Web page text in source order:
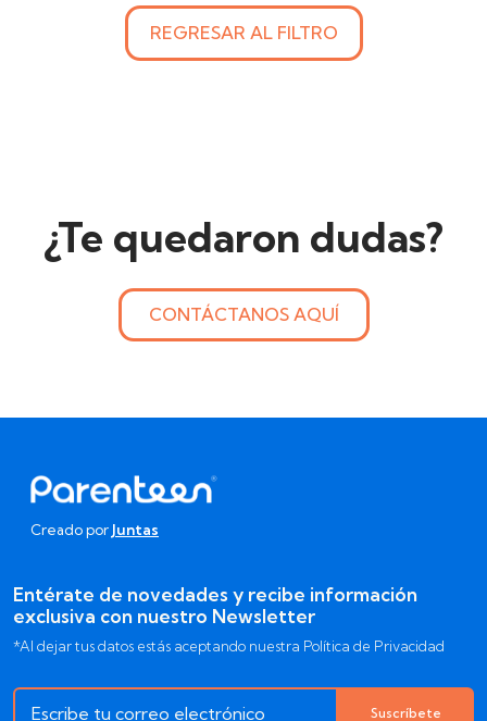
REGRESAR AL FILTRO
¿Te quedaron dudas?
CONTÁCTANOS AQUÍ
Creado porJuntas
Entérate de novedades y recibe información
exclusiva con nuestro Newsletter
*Al dejar tus datos estás aceptando nuestra Política de Privacidad
Suscríbete